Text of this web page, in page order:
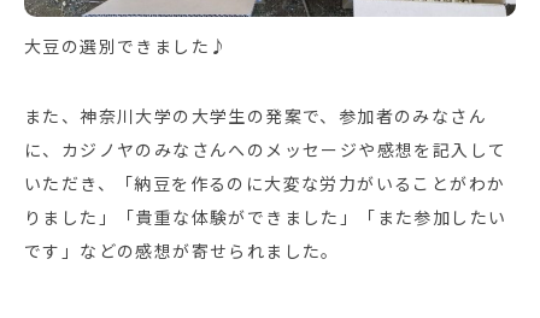
大豆の選別できました♪
また、神奈川大学の大学生の発案で、参加者のみなさん
に、カジノヤのみなさんへのメッセージや感想を記入して
いただき、「納豆を作るのに大変な労力がいることがわか
りました」「貴重な体験ができました」「また参加したい
です」などの感想が寄せられました。